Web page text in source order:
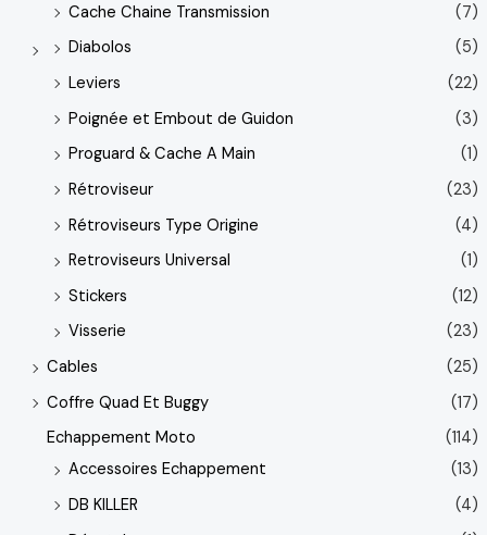
Cache Chaine Transmission
(7)
Diabolos
(5)
Leviers
(22)
Poignée et Embout de Guidon
(3)
Proguard & Cache A Main
(1)
Rétroviseur
(23)
Rétroviseurs Type Origine
(4)
Retroviseurs Universal
(1)
Stickers
(12)
Visserie
(23)
Cables
(25)
Coffre Quad Et Buggy
(17)
Echappement Moto
(114)
Accessoires Echappement
(13)
DB KILLER
(4)